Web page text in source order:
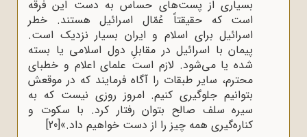
بسیارى از پست‌هاى حساس به دست این فرقه
است که حقیقتاً عُمّال اسرائیل هستند. خطر
اسرائیل براى اسلام و ایران بسیار نزدیک است.
پیمان با اسرائیل در مقابلِ دول اسلامى یا بسته
شده یا مى‌شود. لازم است علماى اعلام و خطباى
محترم، سایر طبقات را آگاه فرمایند که در موقعش
بتوانیم جلوگیرى کنیم. امروز روزى نیست که به
سیره سلف صالح بتوان رفتار کرد. با سکوت و
کناره‌گیرى همه چیز را از دست خواهیم داد.»[20]